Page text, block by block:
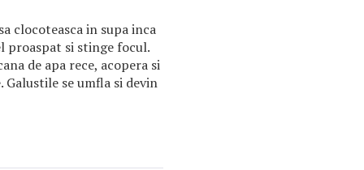
clocoteasca in supa inca
proaspat si stinge focul.
de apa rece, acopera si
se umfla si devin